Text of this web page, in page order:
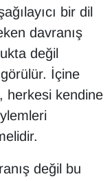
bir dil
davranış
değil
İçine
herkesi kendine
değil bu